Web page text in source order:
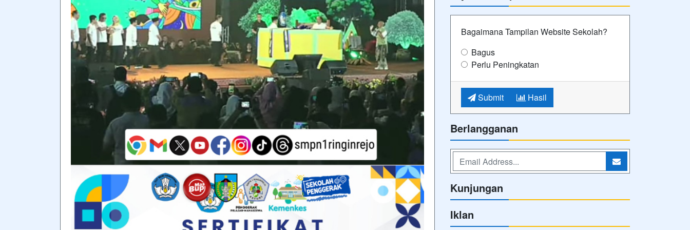
Bagaimana Tampilan Website Sekolah?
Bagus
Perlu Peningkatan
Submit Hasil
Berlangganan
Kunjungan
Iklan